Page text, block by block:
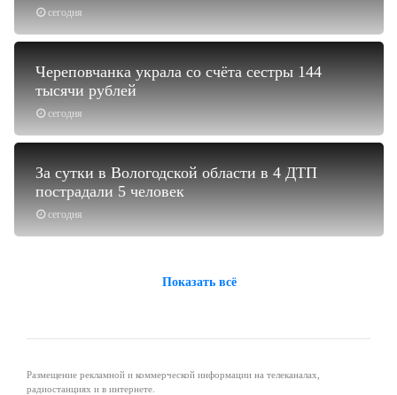
сегодня
сегодня
Череповчанка украла со счёта сестры 144
тысячи рублей
сегодня
За сутки в Вологодской области в 4 ДТП
пострадали 5 человек
Показать всё
Размещение рекламной и коммерческой информации на телеканалах,
радиостанциях и в интернете.